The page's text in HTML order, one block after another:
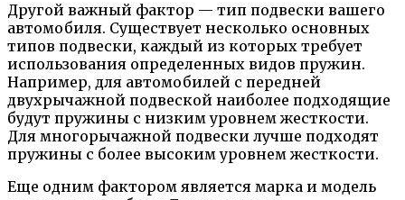
Другой важный фактор — тип подвески вашего
автомобиля. Существует несколько основных
типов подвески, каждый из которых требует
использования определенных видов пружин.
Например, для автомобилей с передней
двухрычажной подвеской наиболее подходящие
будут пружины с низким уровнем жесткости.
Для многорычажной подвески лучше подходят
пружины с более высоким уровнем жесткости.
Еще одним фактором является марка и модель